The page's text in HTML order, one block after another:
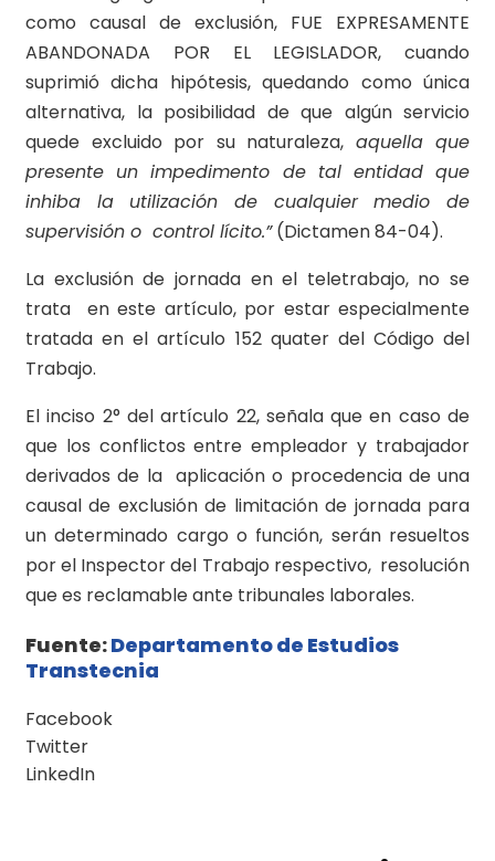
como causal de exclusión, FUE EXPRESAMENTE
ABANDONADA POR EL LEGISLADOR, cuando
suprimió dicha hipótesis, quedando como única
alternativa, la posibilidad de que algún servicio
quede excluido por su naturaleza, aquella que
presente un impedimento de tal entidad que
inhiba la utilización de cualquier medio de
supervisión o control lícito.”(Dictamen 84-04).
La exclusión de jornada en el teletrabajo, no se
trata en este artículo, por estar especialmente
tratada en el artículo 152 quater del Código del
Trabajo.
El inciso 2° del artículo 22, señala que en caso de
que los conflictos entre empleador y trabajador
derivados de la aplicación o procedencia de una
causal de exclusión de limitación de jornada para
un determinado cargo o función, serán resueltos
por el Inspector del Trabajo respectivo, resolución
que es reclamable ante tribunales laborales.
Fuente:Departamento de Estudios
Transtecnia
Facebook
Twitter
LinkedIn